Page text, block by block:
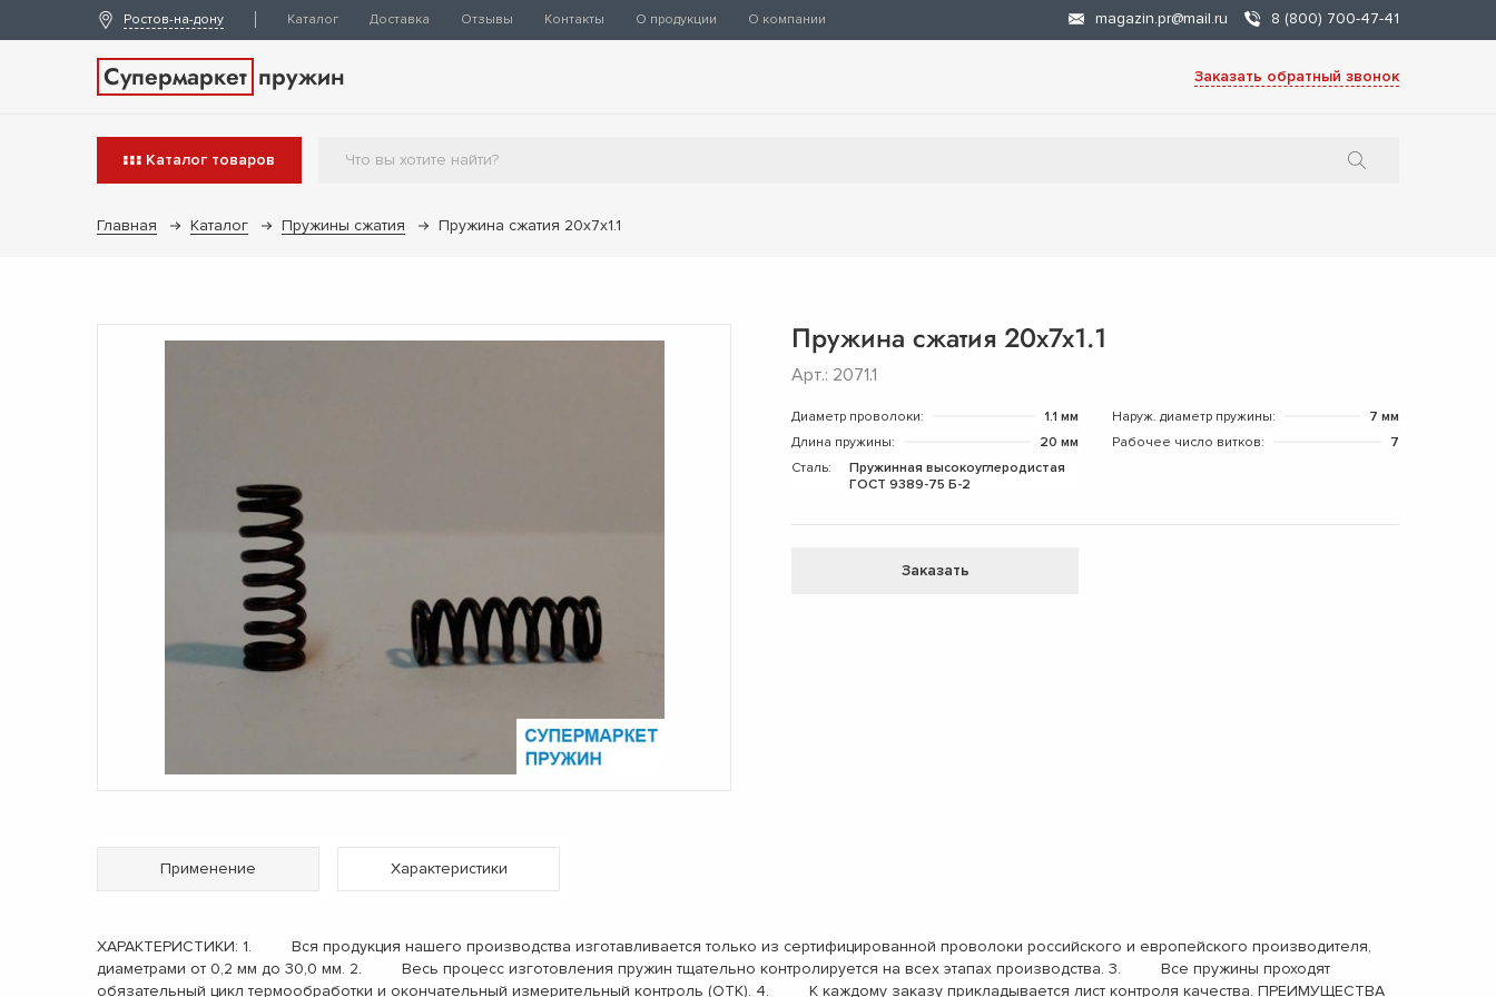
Ростов-на-дону Каталог Доставка Отзывы Контакты О продукции О компании magazin.pr@mail.ru 8 (800) 700-47-41
Супермаркет пружин Заказать обратный звонок
Каталог товаров
Главная Каталог Пружины сжатия Пружина сжатия 20х7х1.1
Пружина сжатия 20х7х1.1
Арт.: 2071.1
Диаметр проволоки: 1.1 мм Наруж. диаметр пружины:
7 мм
Длина пружины:
20 мм Рабочее число витков:
7
Сталь:
Пружинная высокоуглеродистая
ГОСТ 9389-75 Б-2
Заказать
Применение Характеристики
ХАРАКТЕРИСТИКИ: 1. Вся продукция нашего производства изготавливается только из сертифицированной проволоки российского и европейского производителя,
диаметрами от 0,2 мм до 30,0 мм. 2. Весь процесс изготовления пружин тщательно контролируется на всех этапах производства. 3. Все пружины проходят
обязательный цикл термообработки и окончательный измерительный контроль (ОТК). 4. К каждому заказу прикладывается лист контроля качества. ПРЕИМУЩЕСТВА